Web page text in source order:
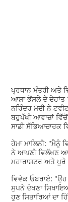
ਪ੍ਰਧਾਨ ਮੰਤਰੀ ਅਤੇ
ਆਸ਼ਾ ਭੋਂਸਲੇ ਦੇ ਦੇਹਾਂਤ
ਨਰਿੰਦਰ ਮੋਦੀ ਨੇ
ਬਹੁਪੱਖੀ ਆਵਾਜ਼ਾਂ
ਸਾਡੀ ਸੱਭਿਆਚਾਰਕ
ਹੇਮਾ ਮਾਲਿਨੀ: "ਮੈਨੂੰ
ਨੇ ਆਪਣੀ ਵਿਲੱਖਣ
ਮਹਾਰਾਸ਼ਟਰ ਅਤੇ ਪੂਰੇ
ਵਿਵੇਕ ਓਬਰਾਏ:
ਸੁਪਨੇ ਦੇਖਣਾ
ਹੁਣ ਸਿਤਾਰਿਆਂ ਦਾ